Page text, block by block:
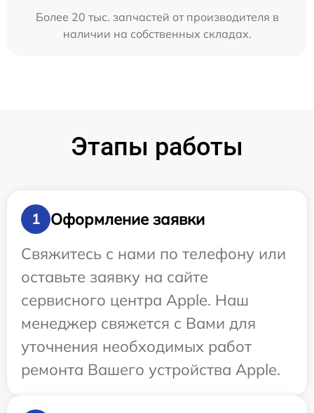
Более 20 тыс. запчастей от производителя в
наличии на собственных складах.
Этапы работы
1
Оформление заявки
Свяжитесь с нами по телефону или
оставьте заявку на сайте
сервисного центра Apple. Наш
менеджер свяжется с Вами для
уточнения необходимых работ
ремонта Вашего устройства Apple.